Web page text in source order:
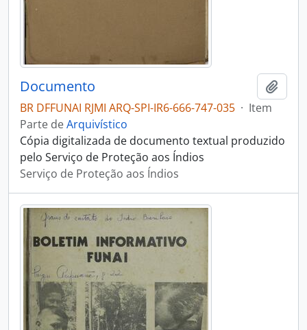
Documento
BR DFFUNAI RJMI ARQ-SPI-IR6-666-747-035 · Item
Parte deArquivístico
Cópia digitalizada de documento textual produzido
pelo Serviço de Proteção aos Índios
Serviço de Proteção aos Índios